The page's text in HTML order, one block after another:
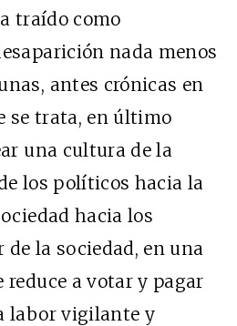
traído como
nada menos
antes crónicas en
se trata, en último
una cultura de la
los políticos hacia la
hacia los
la sociedad, en una
reduce a votar y pagar
labor vigilante y